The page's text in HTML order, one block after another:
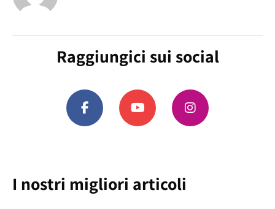
Raggiungici sui social
I nostri migliori articoli